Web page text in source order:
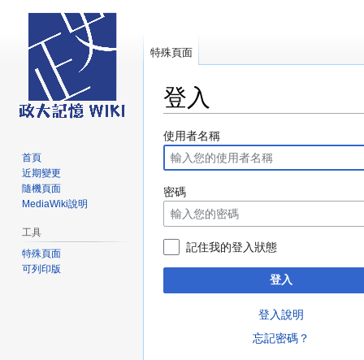
登入
跳
至
導
覽
跳
至
搜
尋
使用者名稱
密碼
記住我的登入狀態
登入
登入說明
忘記密碼？
特殊頁面
首頁
近期變更
隨機頁面
MediaWiki說明
工具
特殊頁面
可列印版